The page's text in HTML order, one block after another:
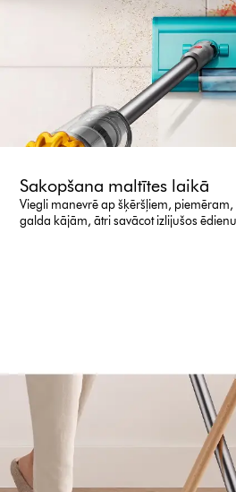
Sakopšana maltītes laikā
Viegli manevrē ap šķēršļiem,
galda kājām, ātri savācot izlijušos